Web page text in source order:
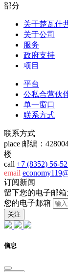
部分
关于楚瓦什
关于公司
服务
政府支持
项目
平台
公私合营伙
单一窗口
联系方式
联系方式
place 邮编：
楼
call +7 (8352) 56-
email
订阅新闻
留下您的电子邮
您的电子邮箱
关注
信息